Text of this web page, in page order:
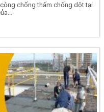
chống thấm chống dột tại